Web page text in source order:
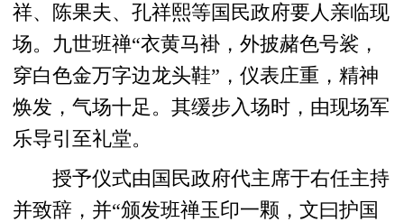
祥、陈果夫、孔祥熙等国民政府要人亲临现
场。九世班禅“衣黄马褂，外披赭色号裟，
穿白色金万字边龙头鞋”，仪表庄重，精神
焕发，气场十足。其缓步入场时，由现场军
乐导引至礼堂。
授予仪式由国民政府代主席于右任主持
并致辞，并“颁发班禅玉印一颗，文曰护国